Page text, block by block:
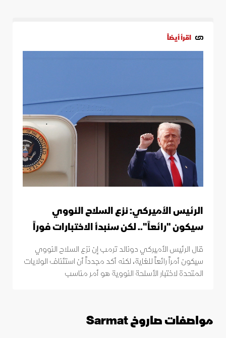
اقرأ أيضاً
الرئيس الأميركي: نزع السلاح النووي
سيكون "رائعاً".. لكن سنبدأ الاختبارات فوراً
قال الرئيس الأميركي دونالد ترمب إن نزع السلاح النووي
سيكون أمراً رائعاً للغاية، لكنه أكد مجدداً أن استئناف الولايات
المتحدة لاختبار الأسلحة النووية هو أمر مناسب
مواصفات صاروخ Sarmat